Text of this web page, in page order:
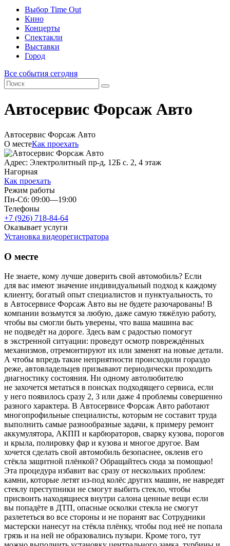
Выбор Time Out
Кино
Концерты
Спектакли
Выставки
Город
Все события сегодня
Автосервис Форсаж Авто
Автосервис Форсаж Авто
О местеКак проехать
Адрес: Электролитный пр-д, 12Б с. 2, 4 этаж
Нагорная
Как проехать
Режим работы
Пн-Сб: 09:00—19:00
Телефоны
+7 (926) 718-84-64
Оказывает услуги
Установка видеорегистратора
О месте
Не знаете, кому лучше доверить свой автомобиль? Если
для вас имеют значение индивидуальный подход к каждому
клиенту, богатый опыт специалистов и пунктуальность, то
в Автосервисе Форсаж Авто вы не будете разочарованы! В
компании возьмутся за любую, даже самую тяжёлую работу,
чтобы вы смогли быть уверены, что ваша машина вас
не подведёт на дороге. Здесь вам с радостью помогут
в экстренной ситуации: проведут осмотр повреждённых
механизмов, отремонтируют их или заменят на новые детали.
А чтобы впредь такие неприятности происходили гораздо
реже, автовладельцев призывают периодически проходить
диагностику состояния. Ни одному автолюбителю
не захочется метаться в поисках подходящего сервиса, если
у него появилось сразу 2, 3 или даже 4 проблемы совершенно
разного характера. В Автосервисе Форсаж Авто работают
многопрофильные специалисты, которым не составит труда
выполнить самые разнообразные задачи, к примеру ремонт
аккумулятора, АКПП и карбюраторов, сварку кузова, порогов
и крыла, полировку фар и кузова и многое другое. Вам
хочется сделать свой автомобиль безопаснее, оклеив его
стёкла защитной плёнкой? Обращайтесь сюда за помощью!
Эта процедура избавит вас сразу от нескольких проблем:
камни, которые летят из-под колёс других машин, не навредят
стеклу преступники не смогут выбить стекло, чтобы
присвоить находящиеся внутри салона ценные вещи если
вы попадёте в ДТП, опасные осколки стекла не смогут
разлететься во все стороны и не поранят вас Сотрудники
мастерски нанесут на стёкла плёнку, чтобы под неё не попала
грязь и на ней не образовались пузыри. Кроме того, тут